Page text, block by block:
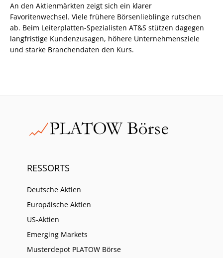
An den Aktienmärkten zeigt sich ein klarer
Favoritenwechsel. Viele frühere Börsenlieblinge rutschen
ab. Beim Leiterplatten-Spezialisten AT&S stützen dagegen
langfristige Kundenzusagen, höhere Unternehmensziele
und starke Branchendaten den Kurs.
RESSORTS
Deutsche Aktien
Europäische Aktien
US-Aktien
Emerging Markets
Musterdepot PLATOW Börse